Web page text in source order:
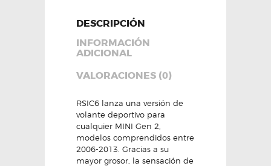
DESCRIPCIÓN
INFORMACIÓN
ADICIONAL
VALORACIONES (0)
RSIC6 lanza una versión de
volante deportivo para
cualquier MINI Gen 2,
modelos comprendidos entre
2006-2013. Gracias a su
mayor grosor, la sensación de